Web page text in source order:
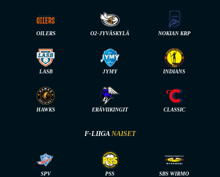
OILERS O2-JYVÄSKYLÄ NOKIAN KRP
LASB JYMY INDIANS
HAWKS ERÄVIIKINGIT CLASSIC
F-LIIGA NAISET
SPV PSS SBS WIRMO